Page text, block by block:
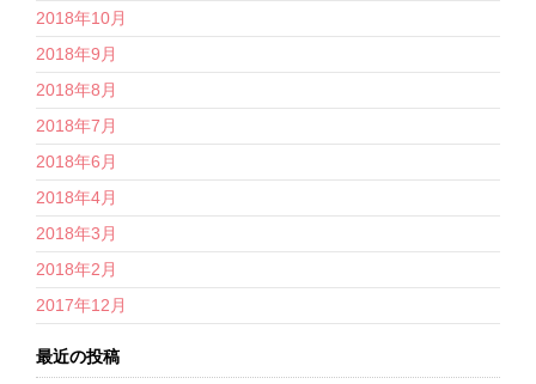
2018年10月
2018年9月
2018年8月
2018年7月
2018年6月
2018年4月
2018年3月
2018年2月
2017年12月
最近の投稿